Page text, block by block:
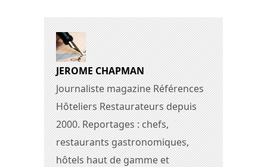
JEROME CHAPMAN
Journaliste magazine Références
Hôteliers Restaurateurs depuis
2000. Reportages : chefs,
restaurants gastronomiques,
hôtels haut de gamme et